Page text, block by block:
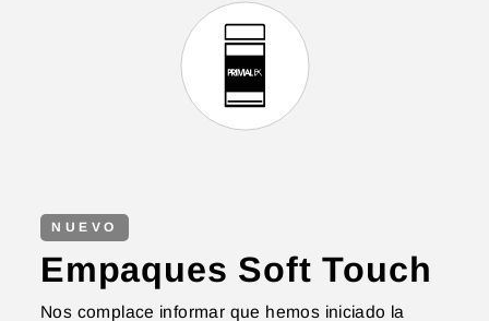
NUEVO
Empaques Soft Touch
Nos complace informar que hemos iniciado la